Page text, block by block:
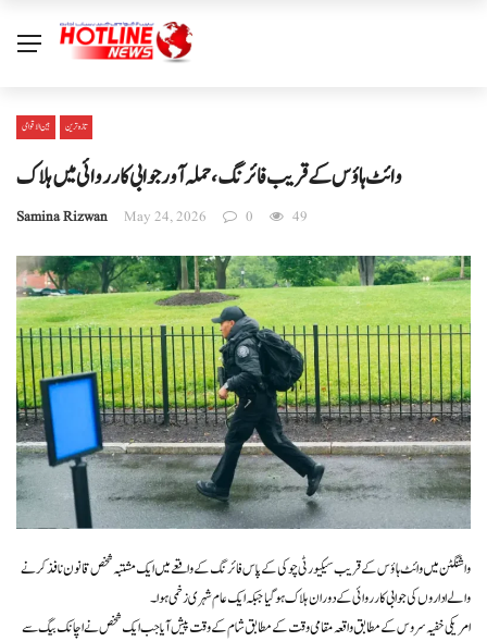
بین الا قوامی تازہ ترین
وائٹ ہاؤس کے قریب فائرنگ، حملہ آور جوابی کارروائی میں ہلاک
Samina Rizwan May 24, 2026 0 49
واشنگٹن میں وائٹ ہاؤس کے قریب سیکیورٹی چوکی کے پاس فائرنگ کے واقعے میں ایک مشتبہ شخص قانون نافذ کرنے
والے اداروں کی جوابی کارروائی کے دوران ہلاک ہو گیا جبکہ ایک عام شہری زخمی ہوا۔
امریکی خفیہ سروس کے مطابق واقعہ مقامی وقت کے مطابق شام کے وقت پیش آیا جب ایک شخص نے اچانک بیگ سے